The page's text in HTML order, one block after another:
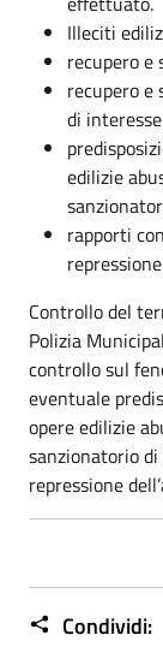
Illeciti
recupero e
recupero e
di
edilizie
rapporti
Controllo del
Polizia
controllo sul
eventuale
opere edilizie
sanzionatorio
repressione
Condividi: